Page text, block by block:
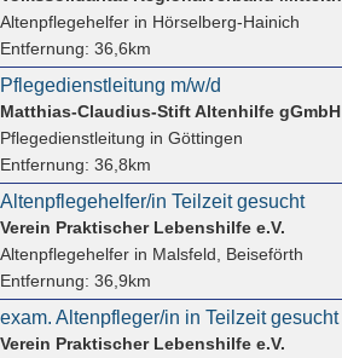
Altenpflegehelferin Hörselberg-Hainich
Entfernung: 36,6km
Pflegedienstleitung m/w/d
Matthias-Claudius-Stift Altenhilfe gGmbH
Pflegedienstleitung in Göttingen
Entfernung: 36,8km
Altenpflegehelfer/in Teilzeit gesucht
Verein Praktischer Lebenshilfe e.V.
Altenpflegehelferin Malsfeld, Beiseförth
Entfernung: 36,9km
exam. Altenpfleger/in in Teilzeit gesucht
Verein Praktischer Lebenshilfe e.V.